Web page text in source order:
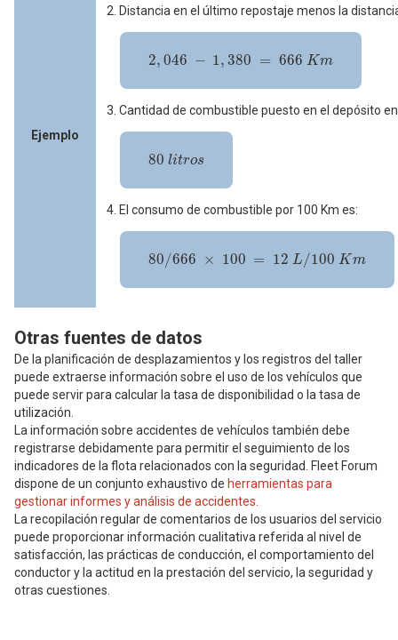
Ejemplo
2. Distancia en el último repostaje menos la
2, 046 − 1, 380 = 666 Km
2
3. Cantidad de combustible puesto en el depósito
80 litros
80
4. El consumo de combustible por 100 Km es:
80/666 × 100 = 12 L/100 Km
80
Otras fuentes de datos
De la planificación de desplazamientos y los registros del taller
puede extraerse información sobre el uso de los vehículos que
puede servir para calcular la tasa de disponibilidad o la tasa de
utilización.
La información sobre accidentes de vehículos también debe
registrarse debidamente para permitir el seguimiento de los
indicadores de la flota relacionados con la seguridad. Fleet Forum
dispone de un conjunto exhaustivo de herramientas para
gestionar informes y análisis de accidentes.
La recopilación regular de comentarios de los usuarios del servicio
puede proporcionar información cualitativa referida al nivel de
satisfacción, las prácticas de conducción, el comportamiento del
conductor y la actitud en la prestación del servicio, la seguridad y
otras cuestiones.